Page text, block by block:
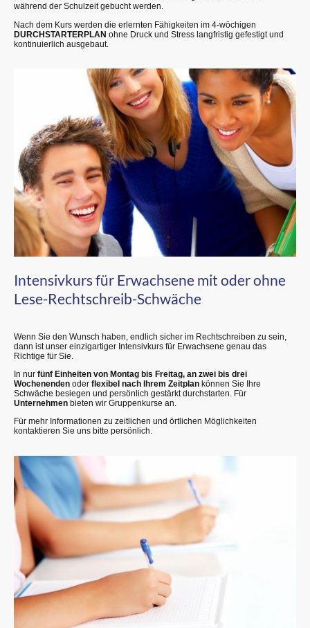
während der Schulzeit gebucht werden.
Nach dem Kurs werden die erlernten Fähigkeiten im 4-wöchigen
DURCHSTARTERPLAN ohne Druck und Stress langfristig gefestigt und
kontinuierlich ausgebaut.
Intensivkurs für Erwachsene mit oder ohne
Lese-Rechtschreib-Schwäche
Wenn Sie den Wunsch haben, endlich sicher im Rechtschreiben zu sein,
dann ist unser einzigartiger Intensivkurs für Erwachsene genau das
Richtige für Sie.
In nur fünf Einheiten von Montag bis Freitag, an zwei bis drei
Wochenenden oder flexibel nach Ihrem Zeitplan können Sie Ihre
Schwäche besiegen und persönlich gestärkt durchstarten. Für
Unternehmen bieten wir Gruppenkurse an.
Für mehr Informationen zu zeitlichen und örtlichen Möglichkeiten
kontaktieren Sie uns bitte persönlich.